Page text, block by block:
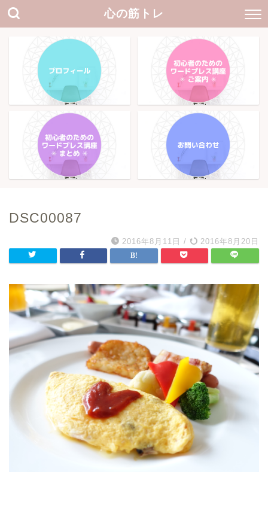
心の筋トレ
DSC00087
2016年8月11日 / 2016年8月20日